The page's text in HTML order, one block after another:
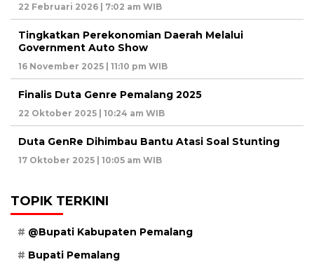
22 Februari 2026 | 7:02 am WIB
Tingkatkan Perekonomian Daerah Melalui
Government Auto Show
16 November 2025 | 11:10 pm WIB
Finalis Duta Genre Pemalang 2025
22 Oktober 2025 | 10:24 am WIB
Duta GenRe Dihimbau Bantu Atasi Soal Stunting
17 Oktober 2025 | 10:05 am WIB
TOPIK TERKINI
@Bupati Kabupaten Pemalang
Bupati Pemalang